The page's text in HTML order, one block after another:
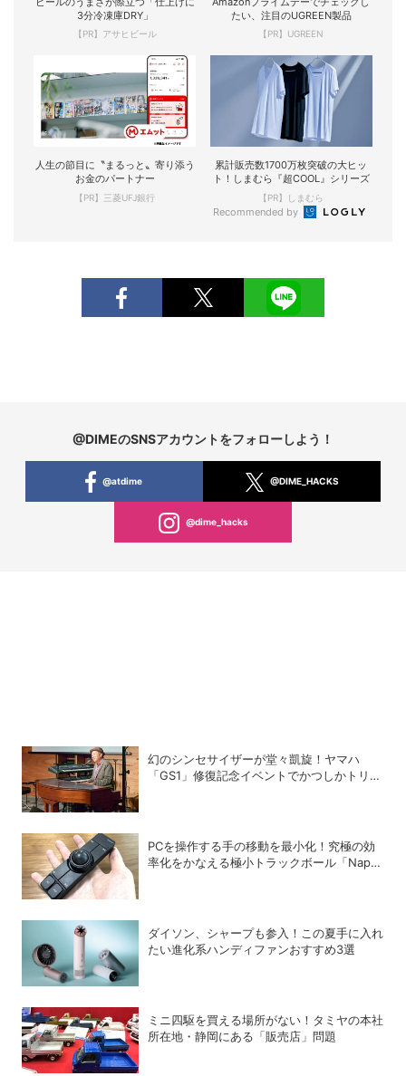
3分冷凍庫DRY」
【PR】アサヒビール
たい、注目のUGREEN製品
【PR】UGREEN
人生の節目に〝まるっと〟寄り添う
お金のパートナー
【PR】三菱UFJ銀行
累計販売数1700万枚突破の大ヒッ
ト！しまむら『超COOL』シリーズ
【PR】しまむら
Recommended by
@DIMEのSNSアカウントをフォローしよう！
@atdime @DIME_HACKS
@dime_hacks
幻のシンセサイザーが堂々凱旋！ヤマハ
「GS1」修復記念イベントでかつしかトリオ
PCを操作する手の移動を最小化！究極の効
率化をかなえる極小トラックボール「Nape
ダイソン、シャープも参入！この夏手に入れ
たい進化系ハンディファンおすすめ3選
ミニ四駆を買える場所がない！タミヤの本社
所在地・静岡にある「販売店」問題